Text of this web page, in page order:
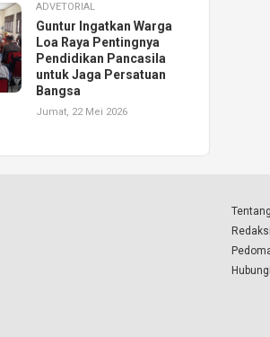
ADVETORIAL
Guntur Ingatkan Warga
Loa Raya Pentingnya
Pendidikan Pancasila
untuk Jaga Persatuan
Bangsa
Jumat, 22 Mei 2026
Redaksi